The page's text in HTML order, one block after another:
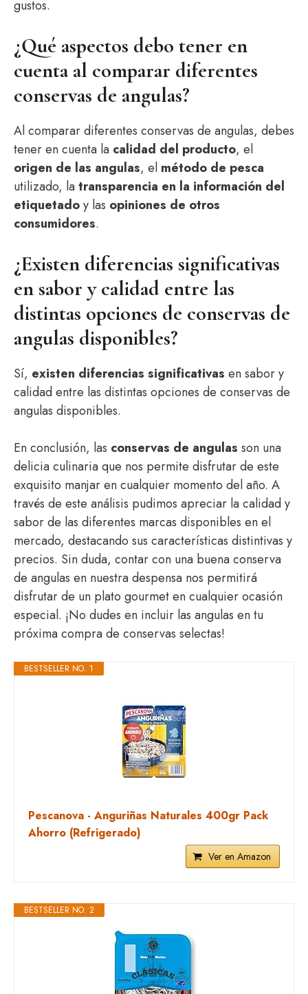
gustos.
¿Qué aspectos debo tener en
cuenta al comparar diferentes
conservas de angulas?
Al comparar diferentes conservas de angulas, debes
tener en cuenta la calidad del producto, el
origen de las angulas, el método de pesca
utilizado, latransparencia en la información del
etiquetadoy las opiniones de otros
consumidores.
¿Existen diferencias significativas
en sabor y calidad entre las
distintas opciones de conservas de
angulas disponibles?
Sí, existen diferencias significativas en sabor y
calidad entre las distintas opciones de conservas de
angulas disponibles.
En conclusión, las conservas de angulas son una
delicia culinaria que nos permite disfrutar de este
exquisito manjar en cualquier momento del año. A
través de este análisis pudimos apreciar la calidad y
sabor de las diferentes marcas disponibles en el
mercado, destacando sus características distintivas y
precios. Sin duda, contar con una buena conserva
de angulas en nuestra despensa nos permitirá
disfrutar de un plato gourmet en cualquier ocasión
especial. ¡No dudes en incluir las angulas en tu
próxima compra de conservas selectas!
BESTSELLER NO. 1
Pescanova - Anguriñas Naturales 400gr Pack
Ahorro (Refrigerado)
Ver en Amazon
BESTSELLER NO. 2